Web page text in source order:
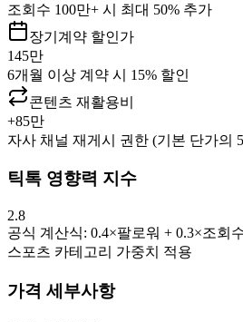
조회수 100만+ 시 최대 50% 추가
장기계약 할인가
145만
6개월 이상 계약 시 15% 할인
콘텐츠 재활용비
+85만
자사 채널 재게시 권한 (기본 단가의
틱톡 영향력 지수
2.8
공식 계산식: 0.4×팔로워 + 0.3×조회
스포츠 카테고리 가중치 적용
가격 세부사항